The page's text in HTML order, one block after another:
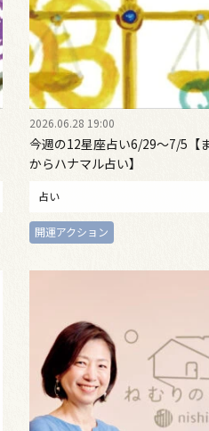
2026.06.28 19:00
今週の12星座占い6/29～7/5【
からハナマル占い】
占い
開運アクション